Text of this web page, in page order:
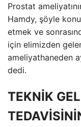
Prostat
Hamdy, şöyle
etmek ve
için elimizden
ameliyathaneden
dedi.
TEKNİK